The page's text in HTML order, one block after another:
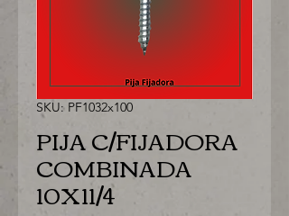
SKU: PF1032x100
PIJA C/FIJADORA
COMBINADA
10X11/4